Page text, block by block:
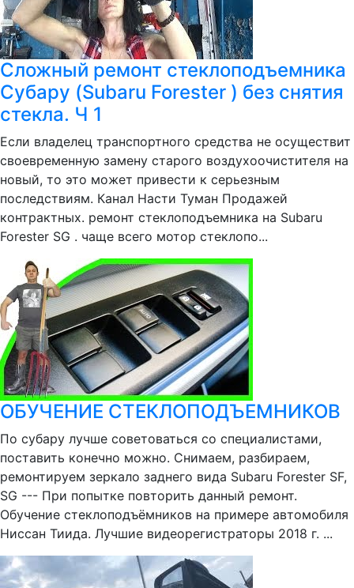
Сложный ремонт стеклоподъемника
Субару (Subaru Forester ) без снятия
стекла. Ч 1
Если владелец транспортного средства не осуществит
своевременную замену старого воздухоочистителя на
новый, то это может привести к серьезным
последствиям. Канал Насти Туман Продажей
контрактных. ремонт стеклоподъемника на Subaru
Forester SG . чаще всего мотор стеклопо...
ОБУЧЕНИЕ СТЕКЛОПОДЪЕМНИКОВ
По субару лучше советоваться со специалистами,
поставить конечно можно. Снимаем, разбираем,
ремонтируем зеркало заднего вида Subaru Forester SF,
SG --- При попытке повторить данный ремонт.
Обучение стеклоподъёмников на примере автомобиля
Ниссан Тиида. Лучшие видеорегистраторы 2018 г. ...